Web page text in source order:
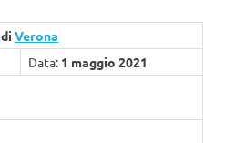
diVerona
Data: 1 maggio 2021